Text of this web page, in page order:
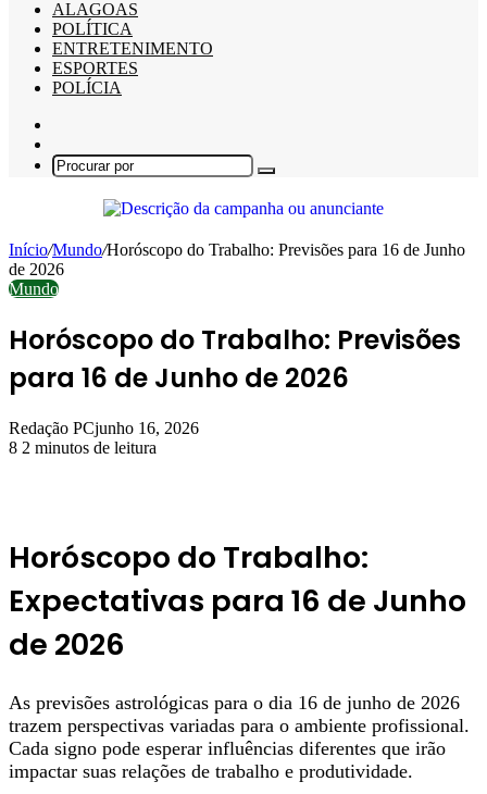
ALAGOAS
POLÍTICA
ENTRETENIMENTO
ESPORTES
POLÍCIA
skin
Procurar
Início/Mundo/Horóscopo do Trabalho: Previsões para 16 de Junho
de 2026
Mundo
Horóscopo do Trabalho: Previsões
para 16 de Junho de 2026
Redação PCjunho 16, 2026
8 2 minutos de leitura
Horóscopo do Trabalho:
Expectativas para 16 de Junho
de 2026
As previsões astrológicas para o dia 16 de junho de 2026
trazem perspectivas variadas para o ambiente profissional.
Cada signo pode esperar influências diferentes que irão
impactar suas relações de trabalho e produtividade.